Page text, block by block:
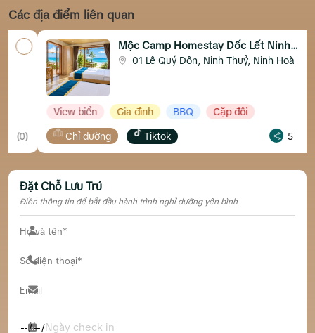
Các địa điểm liên quan
Mộc Camp Homestay Dốc Lết Ninh
Hòa01 Lê Quý Đôn, Ninh Thuỷ, Ninh Hoà
View biển Gia đình BBQ Cặp đôi
Chỉ đường Tiktok (15)
Đặt Chỗ Lưu Trú
Điền thông tin để bắt đầu hành trình nghỉ dưỡng yên bình
Ngày check in